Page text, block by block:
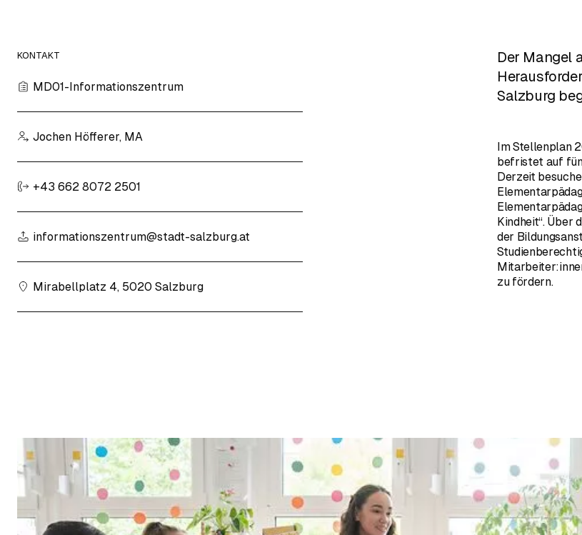
Der Mangel
Salzburg
Im Stellenplan
befristet auf
Derzeit
Kindheit“. Über
der
zu fördern.
KONTAKT
MD01-Informationszentrum
Jochen Höfferer, MA
+43 662 8072 2501
informationszentrum@stadt-salzburg.at
Mirabellplatz 4, 5020 Salzburg